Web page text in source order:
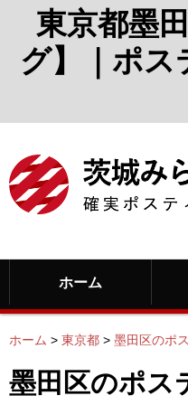
東京都墨
グ】｜ポス
ホーム
ホーム > 東京都 > 墨田区のポ
墨田区のポス